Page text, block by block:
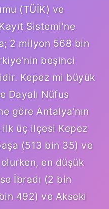
(TÜİK) ve
Sistemi’ne
2 milyon 568 bin
beşinci
Kepez mi büyük
Dayalı Nüfus
göre Antalya’nın
üç ilçesi Kepez
(513 bin 35) ve
en düşük
İbradı (2 bin
492) ve Akseki